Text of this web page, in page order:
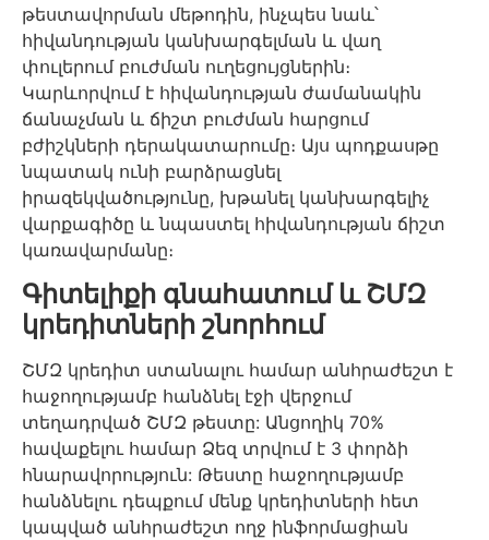
թեստավորման մեթոդին, ինչպես նաև՝
հիվանդության կանխարգելման և վաղ
փուլերում բուժման ուղեցույցներին։
Կարևորվում է հիվանդության ժամանակին
ճանաչման և ճիշտ բուժման հարցում
բժիշկների դերակատարումը։ Այս պոդքասթը
նպատակ ունի բարձրացնել
իրազեկվածությունը, խթանել կանխարգելիչ
վարքագիծը և նպաստել հիվանդության ճիշտ
կառավարմանը։
Գիտելիքի գնահատում և ՇՄԶ
կրեդիտների շնորհում
ՇՄԶ կրեդիտ ստանալու համար անհրաժեշտ է
հաջողությամբ հանձնել էջի վերջում
տեղադրված ՇՄԶ թեստը: Անցողիկ 70%
հավաքելու համար Ձեզ տրվում է 3 փորձի
հնարավորություն: Թեստը հաջողությամբ
հանձնելու դեպքում մենք կրեդիտների հետ
կապված անհրաժեշտ ողջ ինֆորմացիան